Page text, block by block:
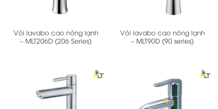
Vòi lavabo cao nóng lạnh
– MLT206D (206 Series)
Vòi lavabo cao nóng lạnh
– MLT90D (90 series)